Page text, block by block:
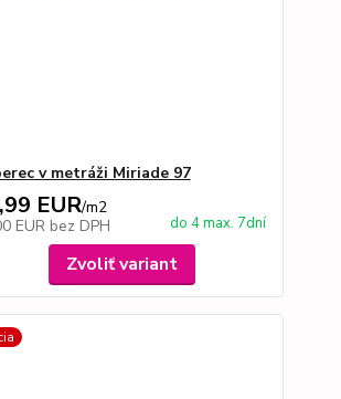
v metráži Miriade 97
EUR/m2
EUR bez DPH do 4 max. 7dní
Zvoliť variant